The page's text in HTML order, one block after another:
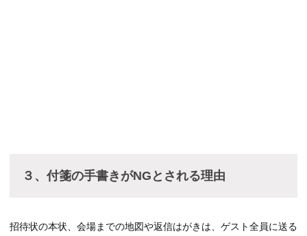
３、付箋の手書きがNGとされる理由
招待状の本状、会場までの地図や返信はがきは、ゲスト全員に送る